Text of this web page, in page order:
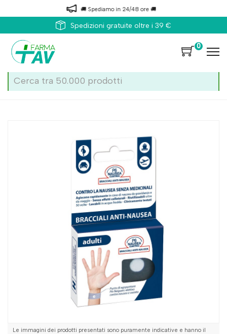
🚚 Spediamo in 24/48 ore 🚚
Spedizioni gratuite oltre i 39 €
0
Le immagini dei prodotti presentati sono puramente indicative e hanno il